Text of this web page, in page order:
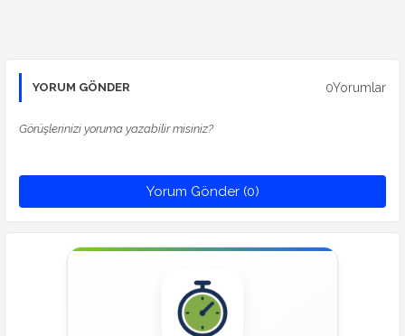
YORUM GÖNDER 0Yorumlar
Görüşlerinizi yoruma yazabilir misiniz?
Yorum Gönder (0)